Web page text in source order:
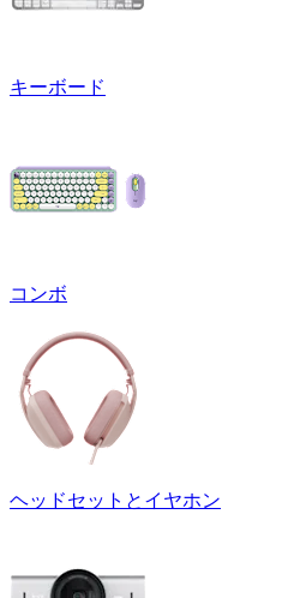
キーボード
コンボ
ヘッドセットとイヤホン